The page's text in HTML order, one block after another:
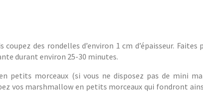
des rondelles d’environ 1 cm d’épaisseur. Faites
durant environ 25-30 minutes.
petits morceaux (si vous ne disposez pas de mini
vos marshmallow en petits morceaux qui fondront